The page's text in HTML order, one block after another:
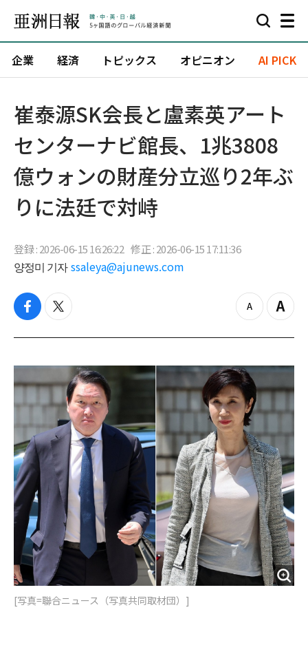
企業 経済 トピックス オピニオン AI PICK
崔泰源SK会長と盧素英アート
センターナビ館長、1兆3808
億ウォンの財産分立巡り2年ぶ
りに法廷で対峙
登録 : 2026-06-15 16:26:22 修正 : 2026-06-15 17:11:36
양정미 기자 ssaleya@ajunews.com
f
c
b
o
k
t
i
t
r
z
o
o
u
Z
o
i
[写真=聯合ニュース（写真共同取材団）]